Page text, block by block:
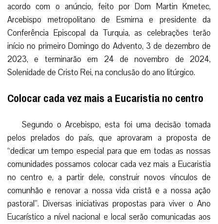
acordo com o anúncio, feito por Dom Martin Kmetec,
Arcebispo metropolitano de Esmirna e presidente da
Conferência Episcopal da Turquia, as celebrações terão
início no primeiro Domingo do Advento, 3 de dezembro de
2023, e terminarão em 24 de novembro de 2024,
Solenidade de Cristo Rei, na conclusão do ano litúrgico.
Colocar cada vez mais a Eucaristia no centro
Segundo o Arcebispo, esta foi uma decisão tomada
pelos prelados do país, que aprovaram a proposta de
“dedicar um tempo especial para que em todas as nossas
comunidades possamos colocar cada vez mais a Eucaristia
no centro e, a partir dele, construir novos vínculos de
comunhão e renovar a nossa vida cristã e a nossa ação
pastoral”. Diversas iniciativas propostas para viver o Ano
Eucarístico a nível nacional e local serão comunicadas aos